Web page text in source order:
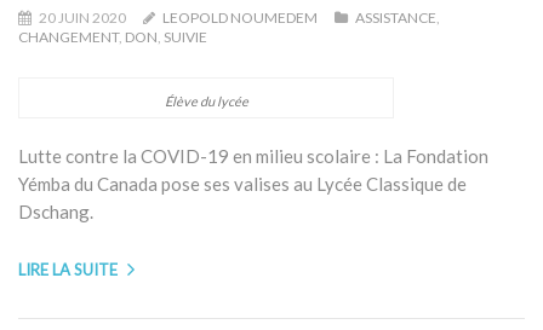
20 JUIN 2020 LEOPOLD NOUMEDEM ASSISTANCE,
CHANGEMENT, DON, SUIVIE
Élève du lycée
Lutte contre la COVID-19 en milieu scolaire : La Fondation
Yémba du Canada pose ses valises au Lycée Classique de
Dschang.
LIRE LA SUITE